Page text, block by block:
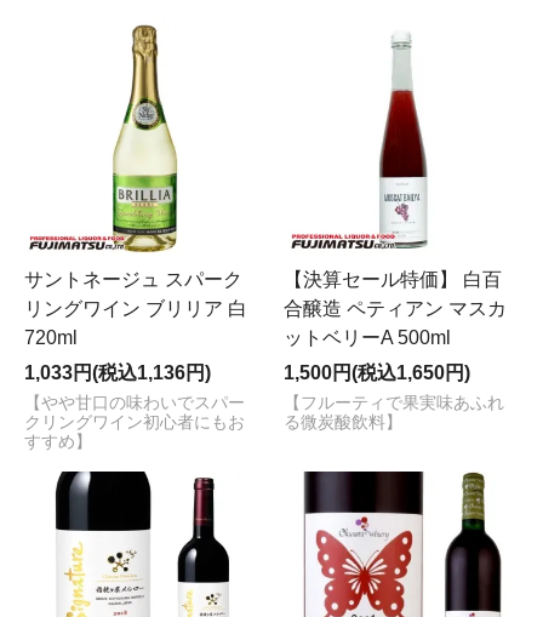
サントネージュ スパーク
リングワイン ブリリア 白
720ml
1,033円(税込1,136円)
【やや甘口の味わいでスパー
クリングワイン初心者にもお
すすめ】
【決算セール特価】 白百
合醸造 ペティアン マスカ
ットベリーA 500ml
1,500円(税込1,650円)
【フルーティで果実味あふれ
る微炭酸飲料】